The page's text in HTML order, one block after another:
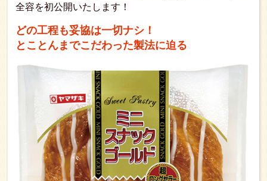
全容を初公開いたします！
どの工程も妥協は一切ナシ！
とことんまでこだわった製法に迫る